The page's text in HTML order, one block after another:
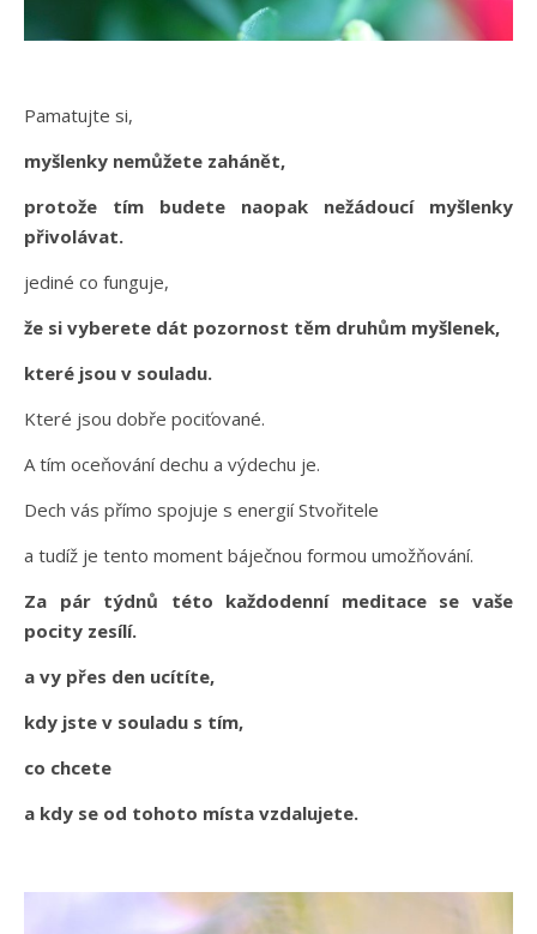
Pamatujte si,
myšlenky nemůžete zahánět,
protože tím budete naopak nežádoucí myšlenky
přivolávat.
jediné co funguje,
že si vyberete dát pozornost těm druhům myšlenek,
které jsou v souladu.
Které jsou dobře pociťované.
A tím oceňování dechu a výdechu je.
Dech vás přímo spojuje s energií Stvořitele
a tudíž je tento moment báječnou formou umožňování.
Za pár týdnů této každodenní meditace se vaše
pocity zesílí.
a vy přes den ucítíte,
kdy jste v souladu s tím,
co chcete
a kdy se od tohoto místa vzdalujete.